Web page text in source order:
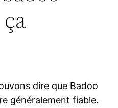
dire que Badoo
généralement fiable.